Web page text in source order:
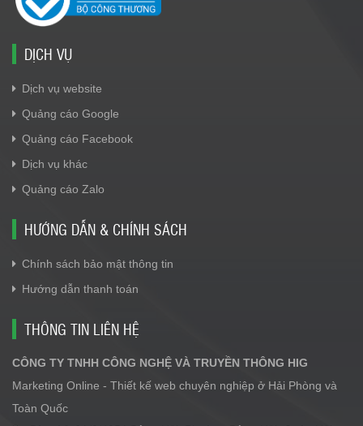
DỊCH VỤ
Dịch vụ website
Quảng cáo Google
Quảng cáo Facebook
Dịch vụ khác
Quảng cáo Zalo
HƯỚNG DẪN & CHÍNH SÁCH
Chính sách bảo mật thông tin
Hướng dẫn thanh toán
THÔNG TIN LIÊN HỆ
CÔNG TY TNHH CÔNG NGHỆ VÀ TRUYỀN THÔNG HIG
Marketing Online - Thiết kế web chuyên nghiệp ở Hải Phòng và
Toàn Quốc